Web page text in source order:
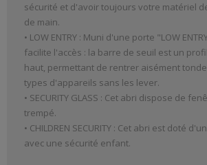
sécurité et d'avoir toujours votre matériel
de main.
• LOW ENTRY : Muni d'une porte "LOW
facilite l'accès : la barre de seuil est un
haut, permettant de rentrer aisément
types d'appareils sans les lever.
• SECURITY GLASS : Cet abri dispose de
trempé.
• CHILDREN SECURITY : Cet abri est doté
avec une sécurité enfant.